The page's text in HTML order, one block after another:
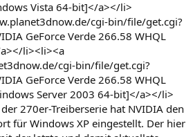
Vista 64-bit]</a></li>
cgi-bin/file/get.cgi?
GeForce Verde 266.58 WHQL
li><li><a
cgi-bin/file/get.cgi?
GeForce Verde 266.58 WHQL
Server 2003 64-bit]</a></li>
270er-Treiberserie hat NVIDIA den
für Windows XP eingestellt. Der hier